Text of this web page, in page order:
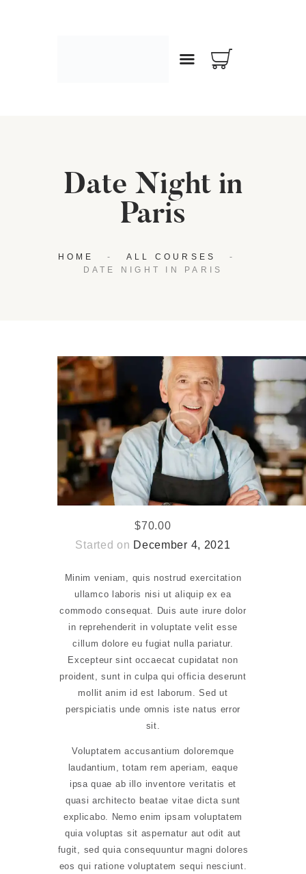
Date Night in
Paris
HOME
ALL COURSES
DATE NIGHT IN PARIS
CONTACT US
$70.00
Started on December 4, 2021
Minim veniam, quis nostrud exercitation
ullamco laboris nisi ut aliquip ex ea
commodo consequat. Duis aute irure dolor
in reprehenderit in voluptate velit esse
cillum dolore eu fugiat nulla pariatur.
Excepteur sint occaecat cupidatat non
proident, sunt in culpa qui officia deserunt
mollit anim id est laborum. Sed ut
perspiciatis unde omnis iste natus error
sit.
Voluptatem accusantium doloremque
laudantium, totam rem aperiam, eaque
ipsa quae ab illo inventore veritatis et
quasi architecto beatae vitae dicta sunt
explicabo. Nemo enim ipsam voluptatem
quia voluptas sit aspernatur aut odit aut
fugit, sed quia consequuntur magni dolores
eos qui ratione voluptatem sequi nesciunt.